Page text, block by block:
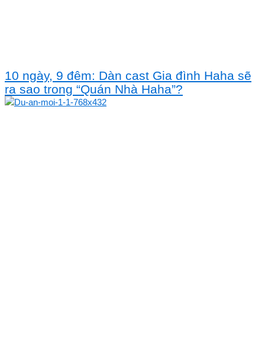
10 ngày, 9 đêm: Dàn cast Gia đình Haha sẽ
ra sao trong “Quán Nhà Haha”?